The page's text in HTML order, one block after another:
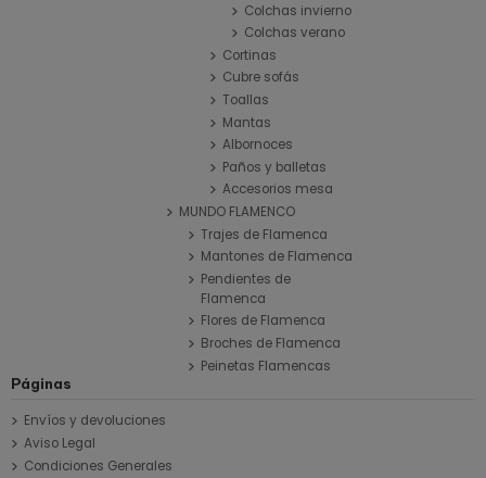
Colchas invierno
Colchas verano
Cortinas
Cubre sofás
Toallas
Mantas
Albornoces
Paños y balletas
Accesorios mesa
MUNDO FLAMENCO
Trajes de Flamenca
Mantones de Flamenca
Pendientes de
Flamenca
Flores de Flamenca
Broches de Flamenca
Peinetas Flamencas
Páginas
Envíos y devoluciones
Aviso Legal
Condiciones Generales